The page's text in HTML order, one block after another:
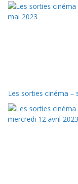
Les sorties cinéma –